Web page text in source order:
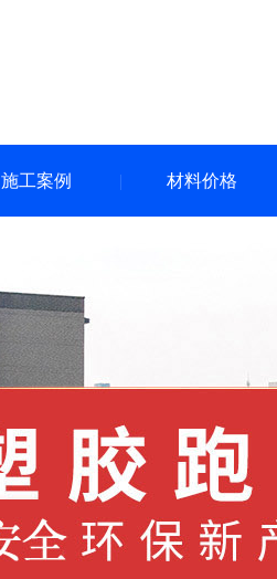
施工案例 材料价格